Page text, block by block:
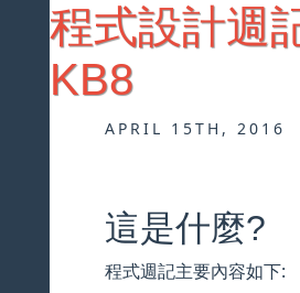
程式設計週
KB8
APRIL 15TH, 2016
這是什麼?
程式週記主要內容如下: